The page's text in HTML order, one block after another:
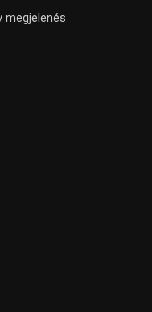
megjelenés